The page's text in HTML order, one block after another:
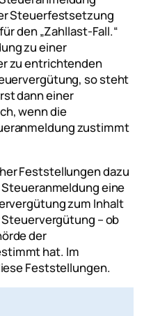
Steuerfestsetzung
den „Zahllast-Fall.“
zu einer
zu entrichtenden
so steht
dann einer
wenn die
zustimmt
Feststellungen dazu
eine
zum Inhalt
Steuervergütung – ob
der
hat. Im
Feststellungen.